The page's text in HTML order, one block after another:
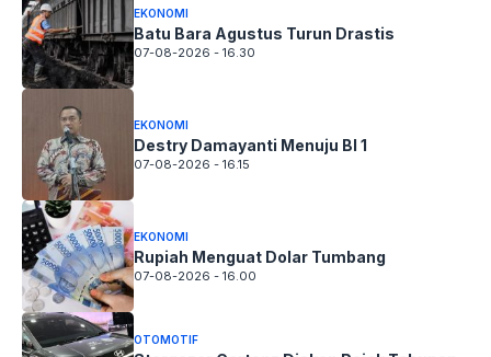
EKONOMI
Batu Bara Agustus Turun Drastis
07-08-2026 - 16.30
EKONOMI
Destry Damayanti Menuju BI 1
07-08-2026 - 16.15
EKONOMI
Rupiah Menguat Dolar Tumbang
07-08-2026 - 16.00
OTOMOTIF